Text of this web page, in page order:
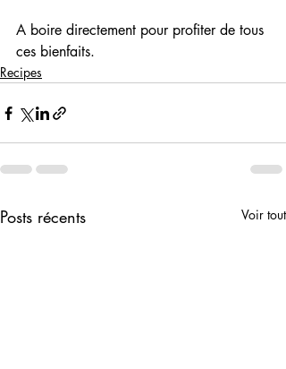
A boire directement pour profiter de tous
ces bienfaits.
Recipes
Posts récents Voir tout